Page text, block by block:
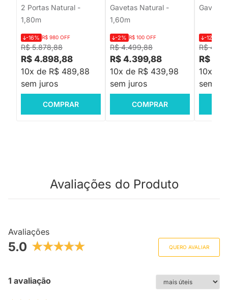
2 Portas Natural -
1,80m
R$ 5.878,88
-16% R$ 980 OFF
R$ 4.898,88
10x de R$ 489,88
sem juros
COMPRAR
Gavetas Natural -
1,60m
R$ 4.499,88
-2% R$ 100 OFF
R$ 4.399,88
10x de R$ 439,98
sem juros
COMPRAR
R$
-12%
R$
10x de
sem
Avaliações do Produto
Avaliações
5.0 QUERO AVALIAR
1 avaliação